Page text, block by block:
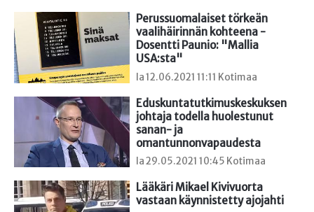
Perussuomalaiset törkeän
vaalihäirinnän kohteena -
Dosentti Paunio: "Mallia
USA:sta"
la 12.06.2021 11:11 Kotimaa
Eduskuntatutkimuskeskuksen
johtaja todella huolestunut
sanan- ja
omantunnonvapaudesta
la 29.05.2021 10:45 Kotimaa
Lääkäri Mikael Kivivuorta
vastaan käynnistetty ajojahti